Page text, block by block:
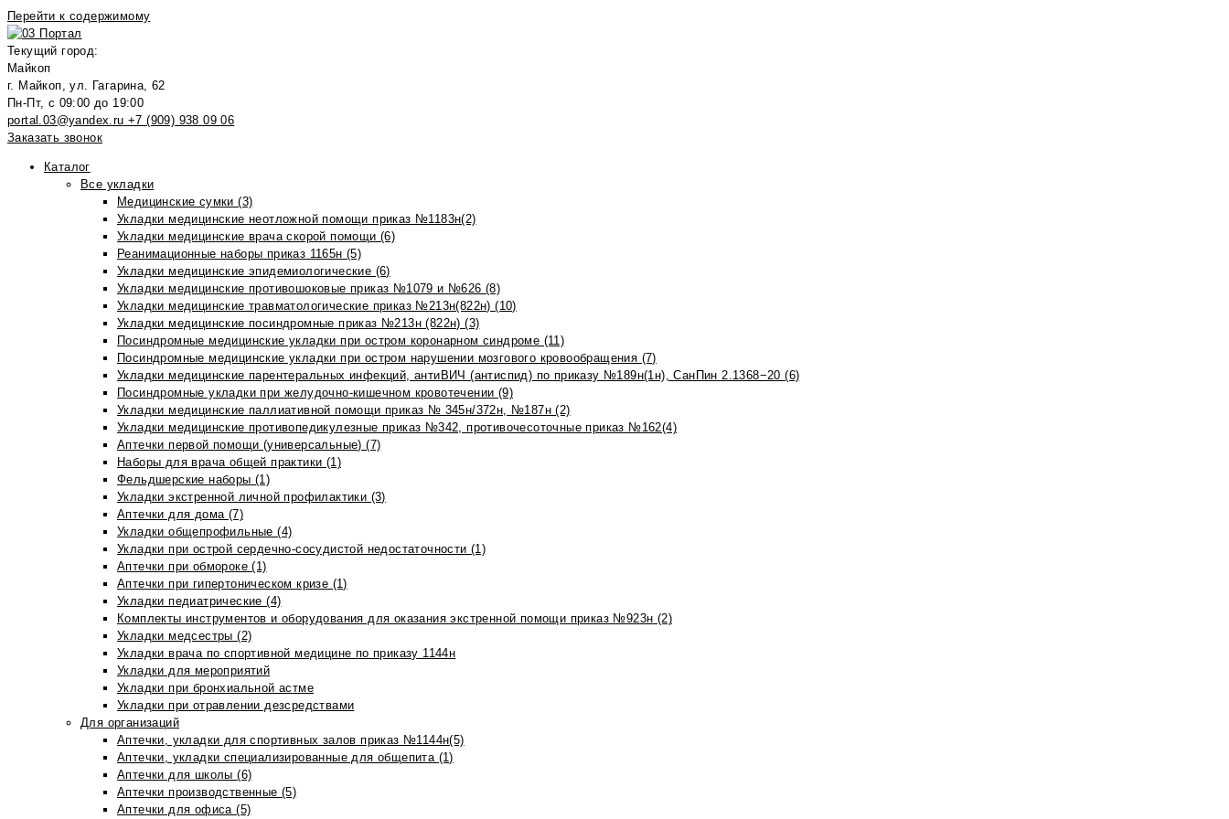
Перейти к содержимому
Текущий город:
Майкоп
г. Майкоп, ул. Гагарина, 62
Пн-Пт, с 09:00 до 19:00
portal.03@yandex.ru +7 (909) 938 09 06
Заказать звонок
Каталог
Все укладки
Медицинские сумки (3)
Укладки медицинские неотложной помощи приказ №1183н(2)
Укладки медицинские врача скорой помощи (6)
Реанимационные наборы приказ 1165н (5)
Укладки медицинские эпидемиологические (6)
Укладки медицинские противошоковые приказ №1079 и №626 (8)
Укладки медицинские травматологические приказ №213н(822н) (10)
Укладки медицинские посиндромные приказ №213н (822н) (3)
Посиндромные медицинские укладки при остром коронарном синдроме (11)
Посиндромные медицинские укладки при остром нарушении мозгового кровообращения (7)
Укладки медицинские парентеральных инфекций, антиВИЧ (антиспид) по приказу №189н(1н), СанПин 2.1368−20 (6)
Посиндромные укладки при желудочно-кишечном кровотечении (9)
Укладки медицинские паллиативной помощи приказ № 345н/372н, №187н (2)
Укладки медицинские противопедикулезные приказ №342, противочесоточные приказ №162(4)
Аптечки первой помощи (универсальные) (7)
Наборы для врача общей практики (1)
Фельдшерские наборы (1)
Укладки экстренной личной профилактики (3)
Аптечки для дома (7)
Укладки общепрофильные (4)
Укладки при острой сердечно-сосудистой недостаточности (1)
Аптечки при обмороке (1)
Аптечки при гипертоническом кризе (1)
Укладки педиатрические (4)
Комплекты инструментов и оборудования для оказания экстренной помощи приказ №923н (2)
Укладки медсестры (2)
Укладки врача по спортивной медицине по приказу 1144н
Укладки для мероприятий
Укладки при бронхиальной астме
Укладки при отравлении дезсредствами
Для организаций
Аптечки, укладки для спортивных залов приказ №1144н(5)
Аптечки, укладки специализированные для общепита (1)
Аптечки для школы (6)
Аптечки производственные (5)
Аптечки для офиса (5)